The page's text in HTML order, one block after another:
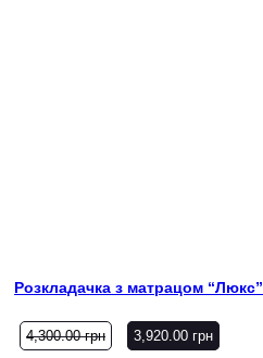
Розкладачка з матрацом “Люкс”
4,300.00грн 3,920.00 грн